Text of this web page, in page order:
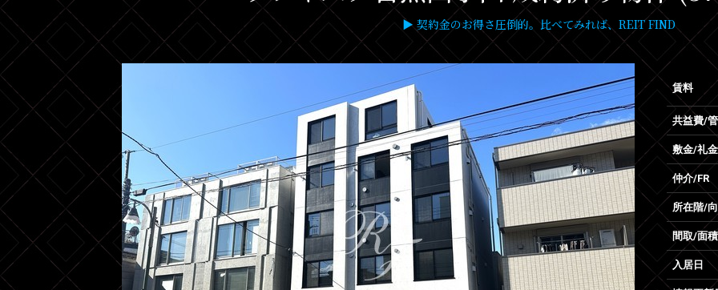
▶ 契約金のお得さ圧倒的。比べてみれば、REIT FIND
賃料
共益費/
敷金/礼金
仲介/FR
所在階/
間取/面積
入居日